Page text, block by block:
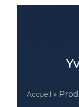
Accueil »